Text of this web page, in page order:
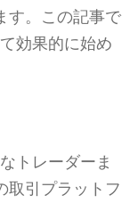
す。この記事で
効果的に始め
トレーダーま
取引プラットフ